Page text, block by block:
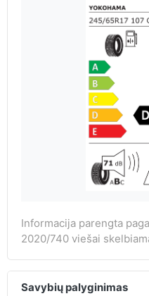
Informacija parengta
2020/740 viešai
Savybių palyginimas